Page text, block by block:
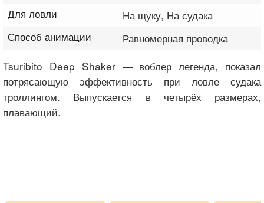
Для ловли
На щуку, На судака
Способ анимации
Равномерная проводка
Tsuribito Deep Shaker — воблер легенда, показал
потрясающую эффективность при ловле судака
троллингом. Выпускается в четырёх размерах,
плавающий.